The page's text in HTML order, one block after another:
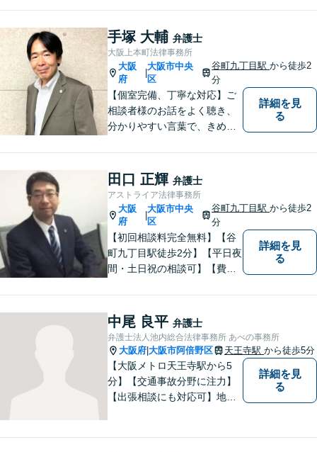
手塚 大輔 弁護士
大阪上本町法律事務所
大阪
府
|
大阪市中央
区
谷町九丁目駅から徒歩2
分
【個室完備、丁寧な対応】ご
相談者様のお話をよく聴き、
分かりやすい言葉で、きめ細
ております。相談にお越しい
ただいた方々が安心して落ち
着いてお話することができる
よう、完全個室をご準備して
おります。どうぞお気軽にご
相談ください。
詳細を見
る
田口 正輝 弁護士
アストライア法律事務所
大阪
府
|
大阪市中央
区
谷町九丁目駅から徒歩2
分
【初回相談料完全無料】【谷
町九丁目駅徒歩2分】【平日夜
間・土日祝の相談可】【費用
いたします。
詳細を見
る
中尾 良平 弁護士
弁護士法人池内総合法律事務所 あべの事務所
大阪府 大阪市阿倍野区 天王寺駅 から徒歩5分
【大阪メトロ天王寺駅から5
分】【交通事故分野に注力】
【出張相談にも対応可】地元
詳細を見
る